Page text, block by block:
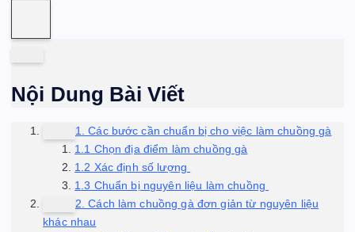
Nội Dung Bài Viết
1. Các bước cần chuẩn bị cho việc làm chuồng gà
1.1 Chọn địa điểm làm chuồng gà
1.2 Xác định số lượng
1.3 Chuẩn bị nguyên liệu làm chuồng
2. Cách làm chuồng gà đơn giản từ nguyên liệu
khác nhau